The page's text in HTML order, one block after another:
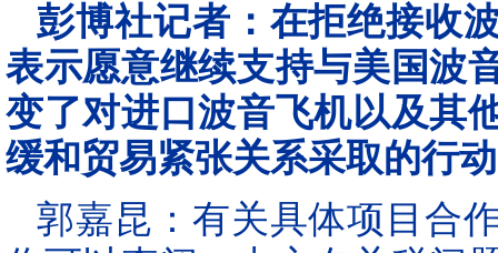
彭博社记者：在拒绝接收
表示愿意继续支持与美国波
变了对进口波音飞机以及其
缓和贸易紧张关系采取的行
郭嘉昆：有关具体项目合